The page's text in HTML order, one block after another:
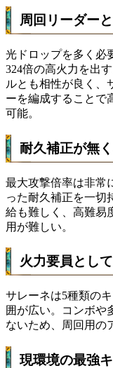
周回リーダー
光ドロップを多く必
324倍の高火力を出
ルとも相性が良く、
ーを編成することで
可能。
耐久補正が無
最大攻撃倍率は非常
った耐久補正を一切
給も難しく、高難易
用が難しい。
火力要員とし
サレーネは5種類の
囲が広い。コンボや
ないため、周回用の
現環境の最強